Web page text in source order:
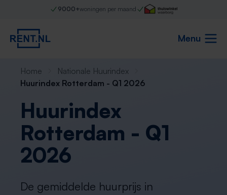
9000+woningen per maand
Menu
Home
Nationale Huurindex
Huurindex Rotterdam - Q1 2026
Huurindex
Rotterdam - Q1
2026
De gemiddelde huurprijs in